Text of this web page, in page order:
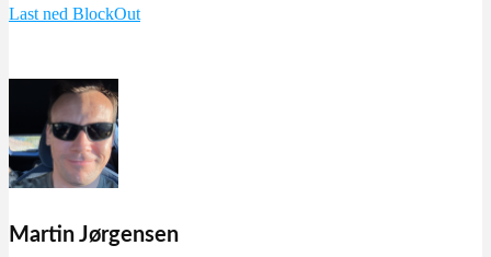
Last ned BlockOut
Martin Jørgensen